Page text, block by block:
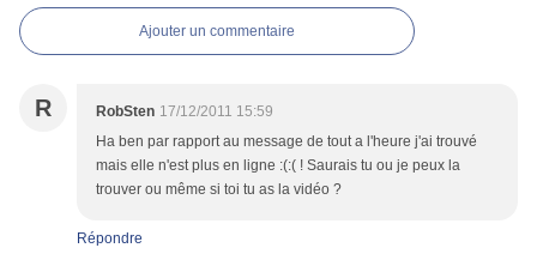
Ajouter un commentaire
R RobSten 17/12/2011 15:59
Ha ben par rapport au message de tout a l'heure j'ai trouvé
mais elle n'est plus en ligne :(:( ! Saurais tu ou je peux la
trouver ou même si toi tu as la vidéo ?
Répondre